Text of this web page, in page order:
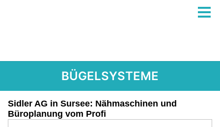
BÜGELSYSTEME
Sidler AG in Sursee: Nähmaschinen und
Büroplanung vom Profi